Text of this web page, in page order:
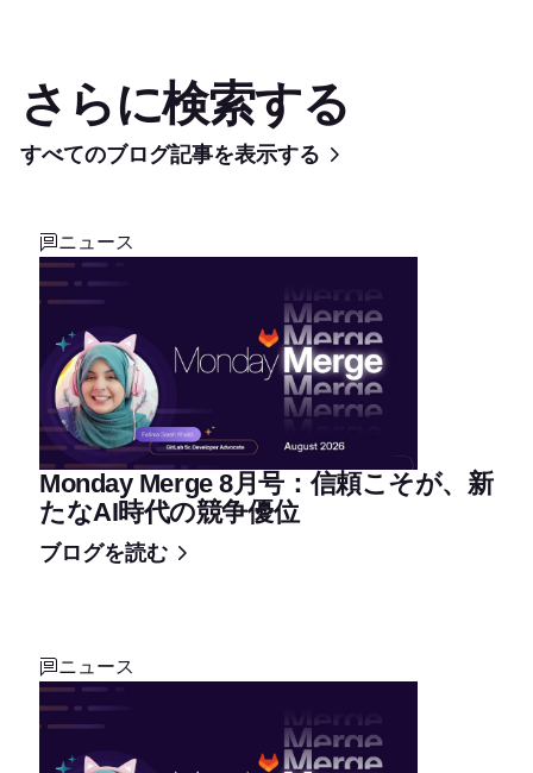
さらに検索する
すべてのブログ記事を表示する
ニュース
Monday Merge 8月号：信頼こそが、新
たなAI時代の競争優位
ブログを読む
ニュース